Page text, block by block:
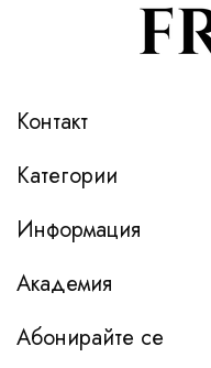
Контакт
Категории
Информация
Академия
Абонирайте се